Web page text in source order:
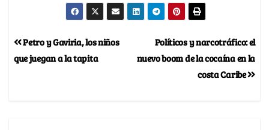
Políticos y narcotráfico: el
nuevo boom de la cocaína en la
costa Caribe
Petro y Gaviria, los niños
que juegan a la tapita